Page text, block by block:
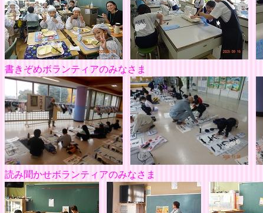
書きぞめボランティアのみなさま
読み聞かせボランティアのみなさま